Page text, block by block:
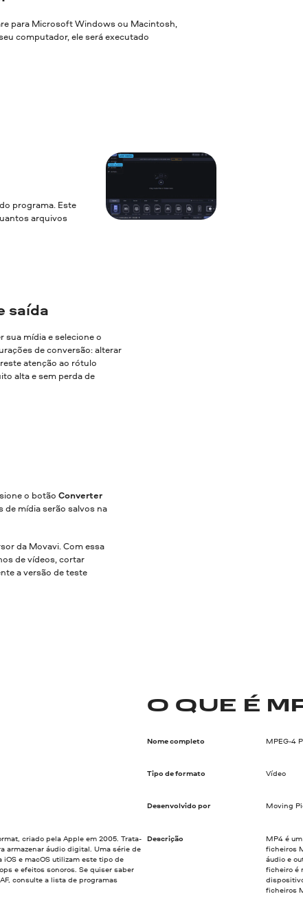
para Microsoft Windows ou Macintosh,
computador, ele será executado
programa. Este
arquivos
saída
sua mídia e selecione o
de conversão: alterar
atenção ao rótulo
alta e sem perda de
o botão Converter
de mídia serão salvos na
da Movavi. Com essa
de vídeos, cortar
a versão de teste
criado pela Apple em 2005. Trata-
armazenar áudio digital. Uma série de
e macOS utilizam este tipo de
e efeitos sonoros. Se quiser saber
consulte a lista de programas
O QUE É
Nome completo MPEG-4
Tipo de formato Vídeo
Desenvolvido por Moving
Descrição
MP4 é
ficheiros
áudio e
ficheiro é
ficheiros